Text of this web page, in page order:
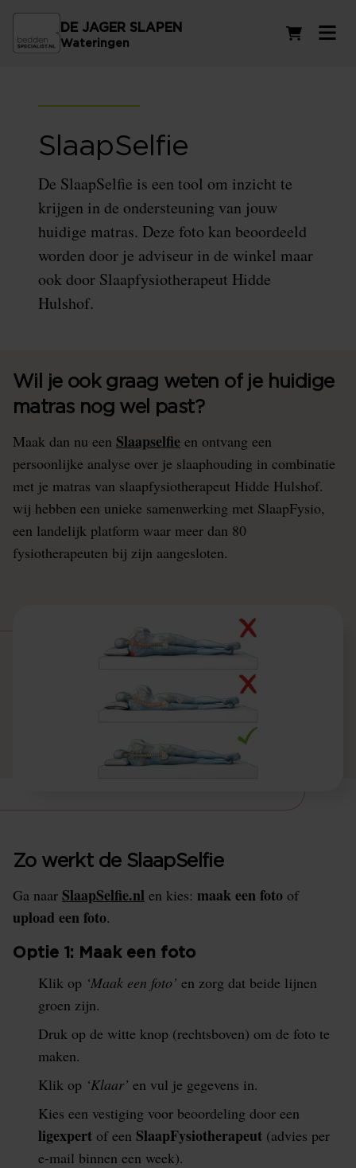
DE JAGER SLAPEN
Wateringen
SlaapSelfie
De SlaapSelfie is een tool om inzicht te
krijgen in de ondersteuning van jouw
huidige matras. Deze foto kan beoordeeld
worden door je adviseur in de winkel maar
ook door Slaapfysiotherapeut Hidde
Hulshof.
Wil je ook graag weten of je huidige
matras nog wel past?
Maak dan nu een Slaapselfie en ontvang een
persoonlijke analyse over je slaaphouding in combinatie
met je matras van slaapfysiotherapeut Hidde Hulshof.
wij hebben een unieke samenwerking met SlaapFysio,
een landelijk platform waar meer dan 80
fysiotherapeuten bij zijn aangesloten.
Zo werkt de SlaapSelfie
Ga naar SlaapSelfie.nl en kies: maak een foto of
upload een foto.
Optie 1: Maak een foto
Klik op ‘Maak een foto’ en zorg dat beide lijnen
groen zijn.
Druk op de witte knop (rechtsboven) om de foto te
maken.
Klik op ‘Klaar’ en vul je gegevens in.
Kies een vestiging voor beoordeling door een
ligexpert of een SlaapFysiotherapeut (advies per
e-mail binnen een week).